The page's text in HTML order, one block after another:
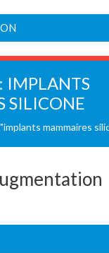
IMPLANTS
SILICONE
mammaires